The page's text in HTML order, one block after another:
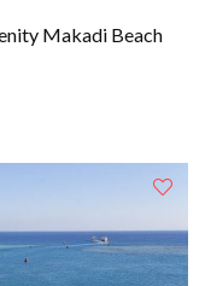
Makadi Beach